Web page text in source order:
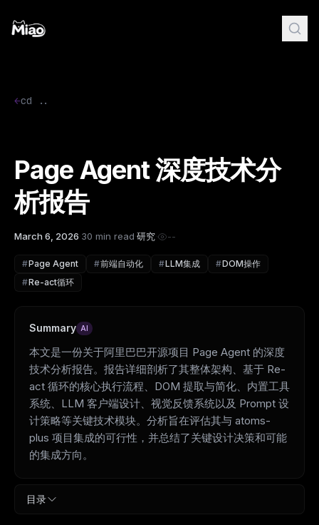
←cd ..
Page Agent 深度技术分
析报告
March 6, 2026 30 min read 研究 --
#Page Agent #前端自动化 #LLM集成 #DOM操作
#Re-act循环
Summary AI
本文是一份关于阿里巴巴开源项目 Page Agent 的深度
技术分析报告。报告详细剖析了其整体架构、基于 Re-
act 循环的核心执行流程、DOM 提取与简化、内置工具
系统、LLM 客户端设计、视觉反馈系统以及 Prompt 设
计策略等关键技术模块。分析旨在评估其与 atoms-
plus 项目集成的可行性，并总结了关键设计决策和可能
的集成方向。
目录